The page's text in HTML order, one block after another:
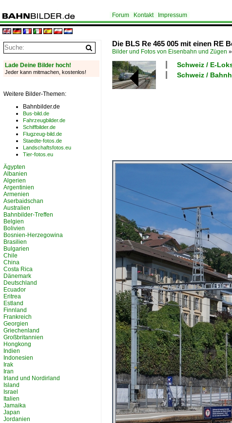
Forum Kontakt Impressum
Die BLS Re 465 005 mit einen RE
Bilder und Fotos von Eisenbahn und Zügen »
Schweiz / E-
Schweiz /
Lade Deine Bilder hoch!
Jeder kann mitmachen, kostenlos!
Weitere Bilder-Themen:
Bahnbilder.de
Bus-bild.de
Fahrzeugbilder.de
Schiffbilder.de
Flugzeug-bild.de
Staedte-fotos.de
Landschaftsfotos.eu
Tier-fotos.eu
Ägypten
Albanien
Algerien
Argentinien
Armenien
Aserbaidschan
Australien
Bahnbilder-Treffen
Belgien
Bolivien
Bosnien-Herzegowina
Brasilien
Bulgarien
Chile
China
Costa Rica
Dänemark
Deutschland
Ecuador
Eritrea
Estland
Finnland
Frankreich
Georgien
Griechenland
Großbritannien
Hongkong
Indien
Indonesien
Irak
Iran
Irland und Nordirland
Island
Israel
Italien
Jamaika
Japan
Jordanien